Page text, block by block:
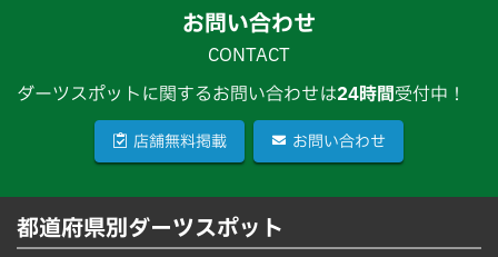
お問い合わせ
CONTACT
ダーツスポットに関するお問い合わせは24時間受付中！
店舗無料掲載 お問い合わせ
都道府県別ダーツスポット